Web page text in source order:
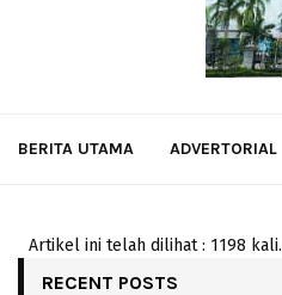
BERITA UTAMA ADVERTORIAL
Artikel ini telah dilihat : 1198 kali.
RECENT POSTS